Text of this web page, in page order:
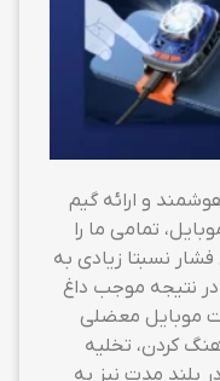
و ارائه گیم
تمامی ما را
نسبتا زیادی به
در نتیجه موجب داغ
موبایل معضلی
کردن، تخلیه
مدت نیز به